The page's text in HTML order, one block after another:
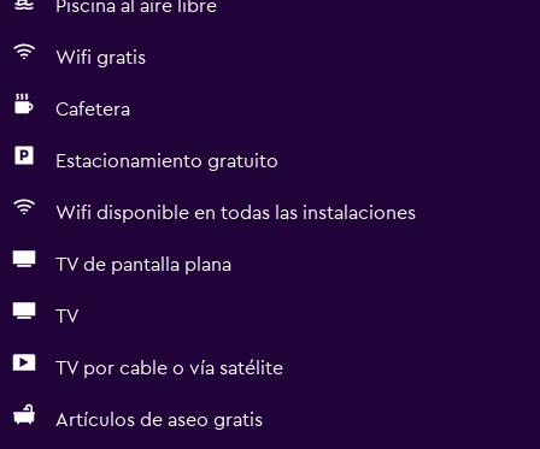
Piscina al aire libre
Wifi gratis
Cafetera
Estacionamiento gratuito
Wifi disponible en todas las instalaciones
TV de pantalla plana
TV
TV por cable o vía satélite
Artículos de aseo gratis